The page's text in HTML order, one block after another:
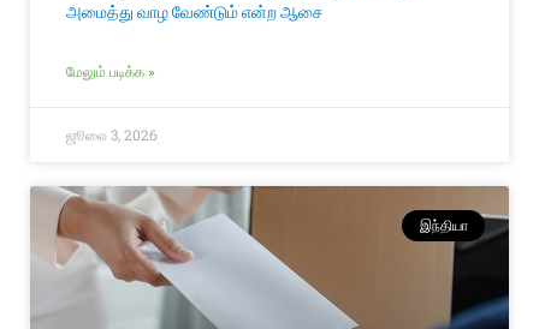
அமைத்து வாழ வேண்டும் என்ற ஆசை
மேலும் படிக்க »
ஜூலை 3, 2026
இந்தியா